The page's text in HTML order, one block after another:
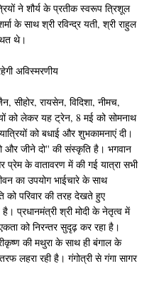
ने शौर्य के प्रतीक स्वरूप त्रिशूल
के साथ श्री रविन्द्र यती, श्री राहुल
थे।
अविस्मरणीय
सीहोर, रायसेन, विदिशा, नीमच,
को लेकर यह ट्रेन, 8 मई को सोमनाथ
को बधाई और शुभकामनाएं दी।
और जीने दो'' की संस्कृति है। भगवान
के वातावरण में की गई यात्रा सभी
का उपयोग भाईचारे के साथ
को परिवार की तरह देखते हुए
प्रधानमंत्री श्री मोदी के नेतृत्व में
को निरन्तर सुदृढ़ कर रहा है।
की मथुरा के साथ ही बंगाल के
लहरा रही है। गंगोत्री से गंगा सागर